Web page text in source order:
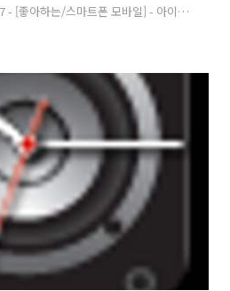
- [좋아하는/스마트폰 모바일] - 아이폰
02/27 - [좋아하는/스마트폰 모바
연아 피겨 여자 싱글 프리스케이팅 김
트폰 모바일] - 아이폰 사진용 렌즈 어
- [좋아하는/스마트폰 모바일] - 아이폰
2010/02/19 - [좋아하는/스마트폰 모바